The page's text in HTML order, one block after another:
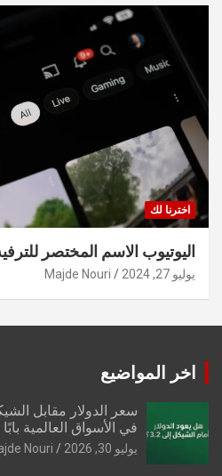
اخترنا لك
اليوتيوب الاسم المختصر
يوليو 27, 2024 Majde Nouri
اخر المواضيع
سعر الدولار مقابل
في الأسواق العالمية
يوليو 30, 2026 Nouri